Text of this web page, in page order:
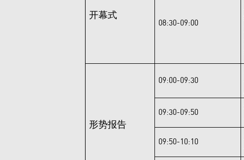
开幕式
08:30-09:00
形势报告
09:00-09:30
09:30-09:50
09:50-10:10